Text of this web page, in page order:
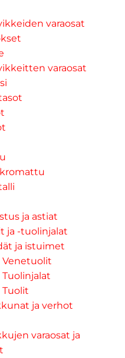
varaosat
varaosat
ja astiat
ja -tuolinjalat
ja istuimet
Venetuolit
Tuolinjalat
Tuolit
ja verhot
varaosat ja